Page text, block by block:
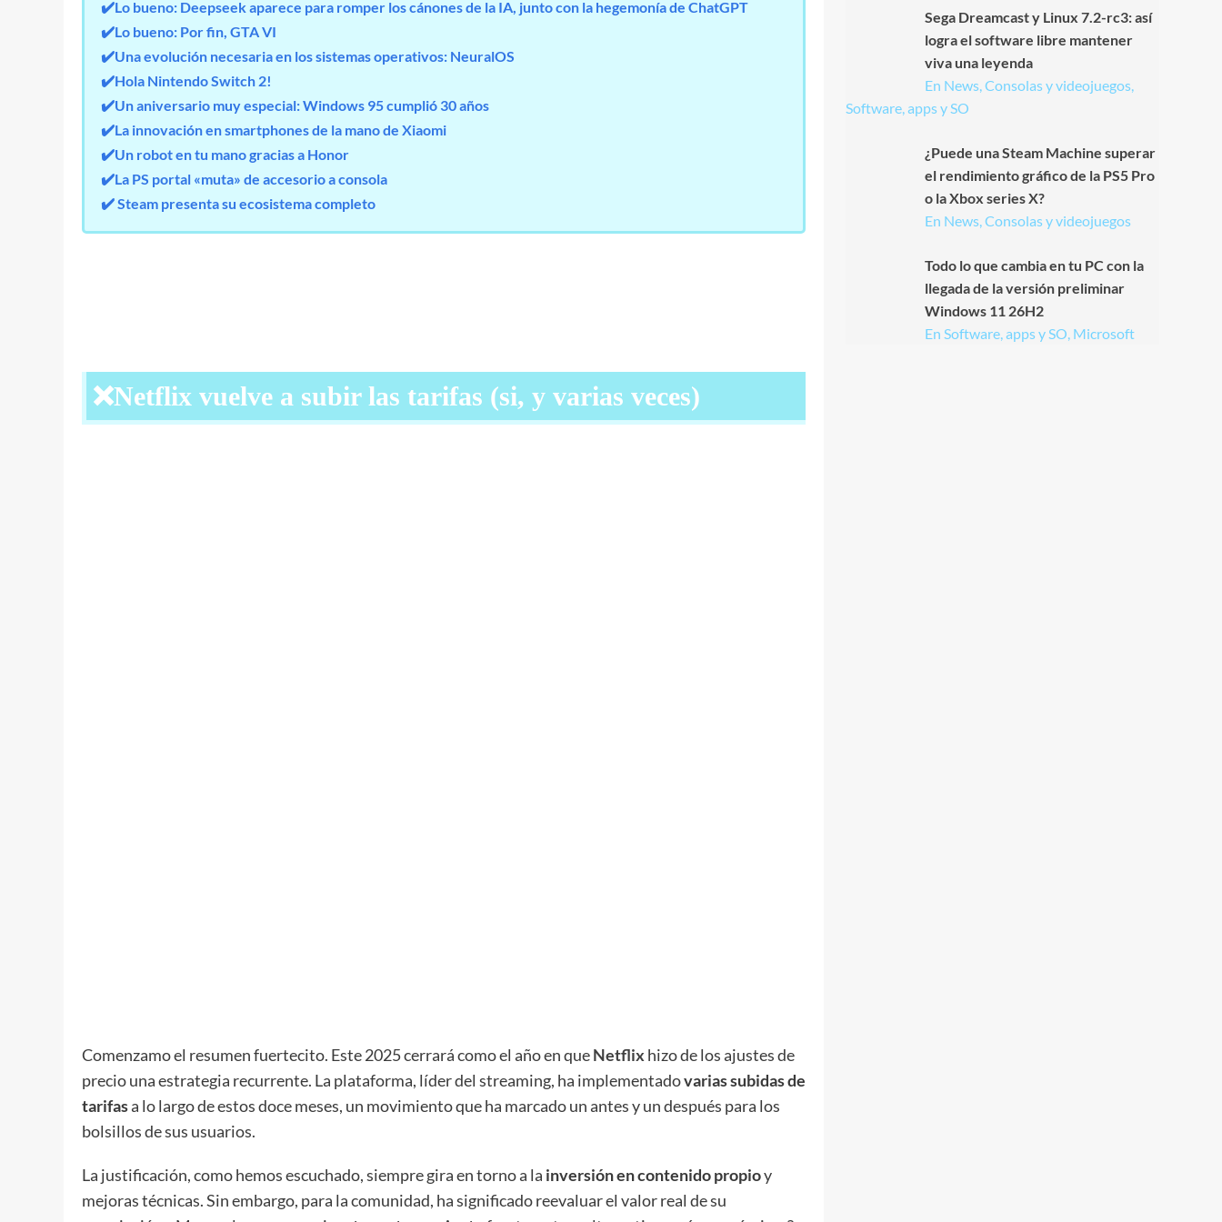
✔️Lo bueno: Deepseek aparece para romper los cánones de la IA, junto con la hegemonía de ChatGPT
✔️Lo bueno: Por fin, GTA VI
✔️Una evolución necesaria en los sistemas operativos: NeuralOS
✔️Hola Nintendo Switch 2!
✔️Un aniversario muy especial: Windows 95 cumplió 30 años
✔️La innovación en smartphones de la mano de Xiaomi
✔️Un robot en tu mano gracias a Honor
✔️La PS portal «muta» de accesorio a consola
✔️ Steam presenta su ecosistema completo
❌Netflix vuelve a subir las tarifas (si, y varias veces)
Comenzamo el resumen fuertecito. Este 2025 cerrará como el año en queNetflix hizo de los ajustes de
precio una estrategia recurrente. La plataforma, líder del streaming, ha implementadovarias subidas de
tarifasa lo largo de estos doce meses, un movimiento que ha marcado un antes y un después para los
bolsillos de sus usuarios.
La justificación, como hemos escuchado, siempre gira en torno a la inversión en contenido propioy
mejoras técnicas. Sin embargo, para la comunidad, ha significado reevaluar el valor real de su
Sega Dreamcast y Linux 7.2-rc3: así
logra el software libre mantener
viva una leyenda
En News, Consolas y videojuegos,
Software, apps y SO
¿Puede una Steam Machine superar
el rendimiento gráfico de la PS5 Pro
o la Xbox series X?
En News, Consolas y videojuegos
Todo lo que cambia en tu PC con la
llegada de la versión preliminar
Windows 11 26H2
En Software, apps y SO, Microsoft